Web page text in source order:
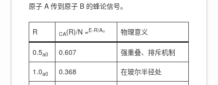
原子 A 传到原子 B 的蜂论信号。
R CA(R)/N =E-R/A₀ 物理意义
0.5a0 0.607
强重叠、排斥机制
1.0a0 0.368
在玻尔半径处